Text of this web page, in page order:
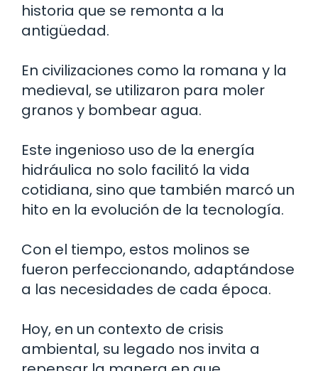
historia que se remonta a la
antigüedad.
En civilizaciones como la romana y la
medieval, se utilizaron para moler
granos y bombear agua.
Este ingenioso uso de la energía
hidráulica no solo facilitó la vida
cotidiana, sino que también marcó un
hito en la evolución de la tecnología.
Con el tiempo, estos molinos se
fueron perfeccionando, adaptándose
a las necesidades de cada época.
Hoy, en un contexto de crisis
ambiental, su legado nos invita a